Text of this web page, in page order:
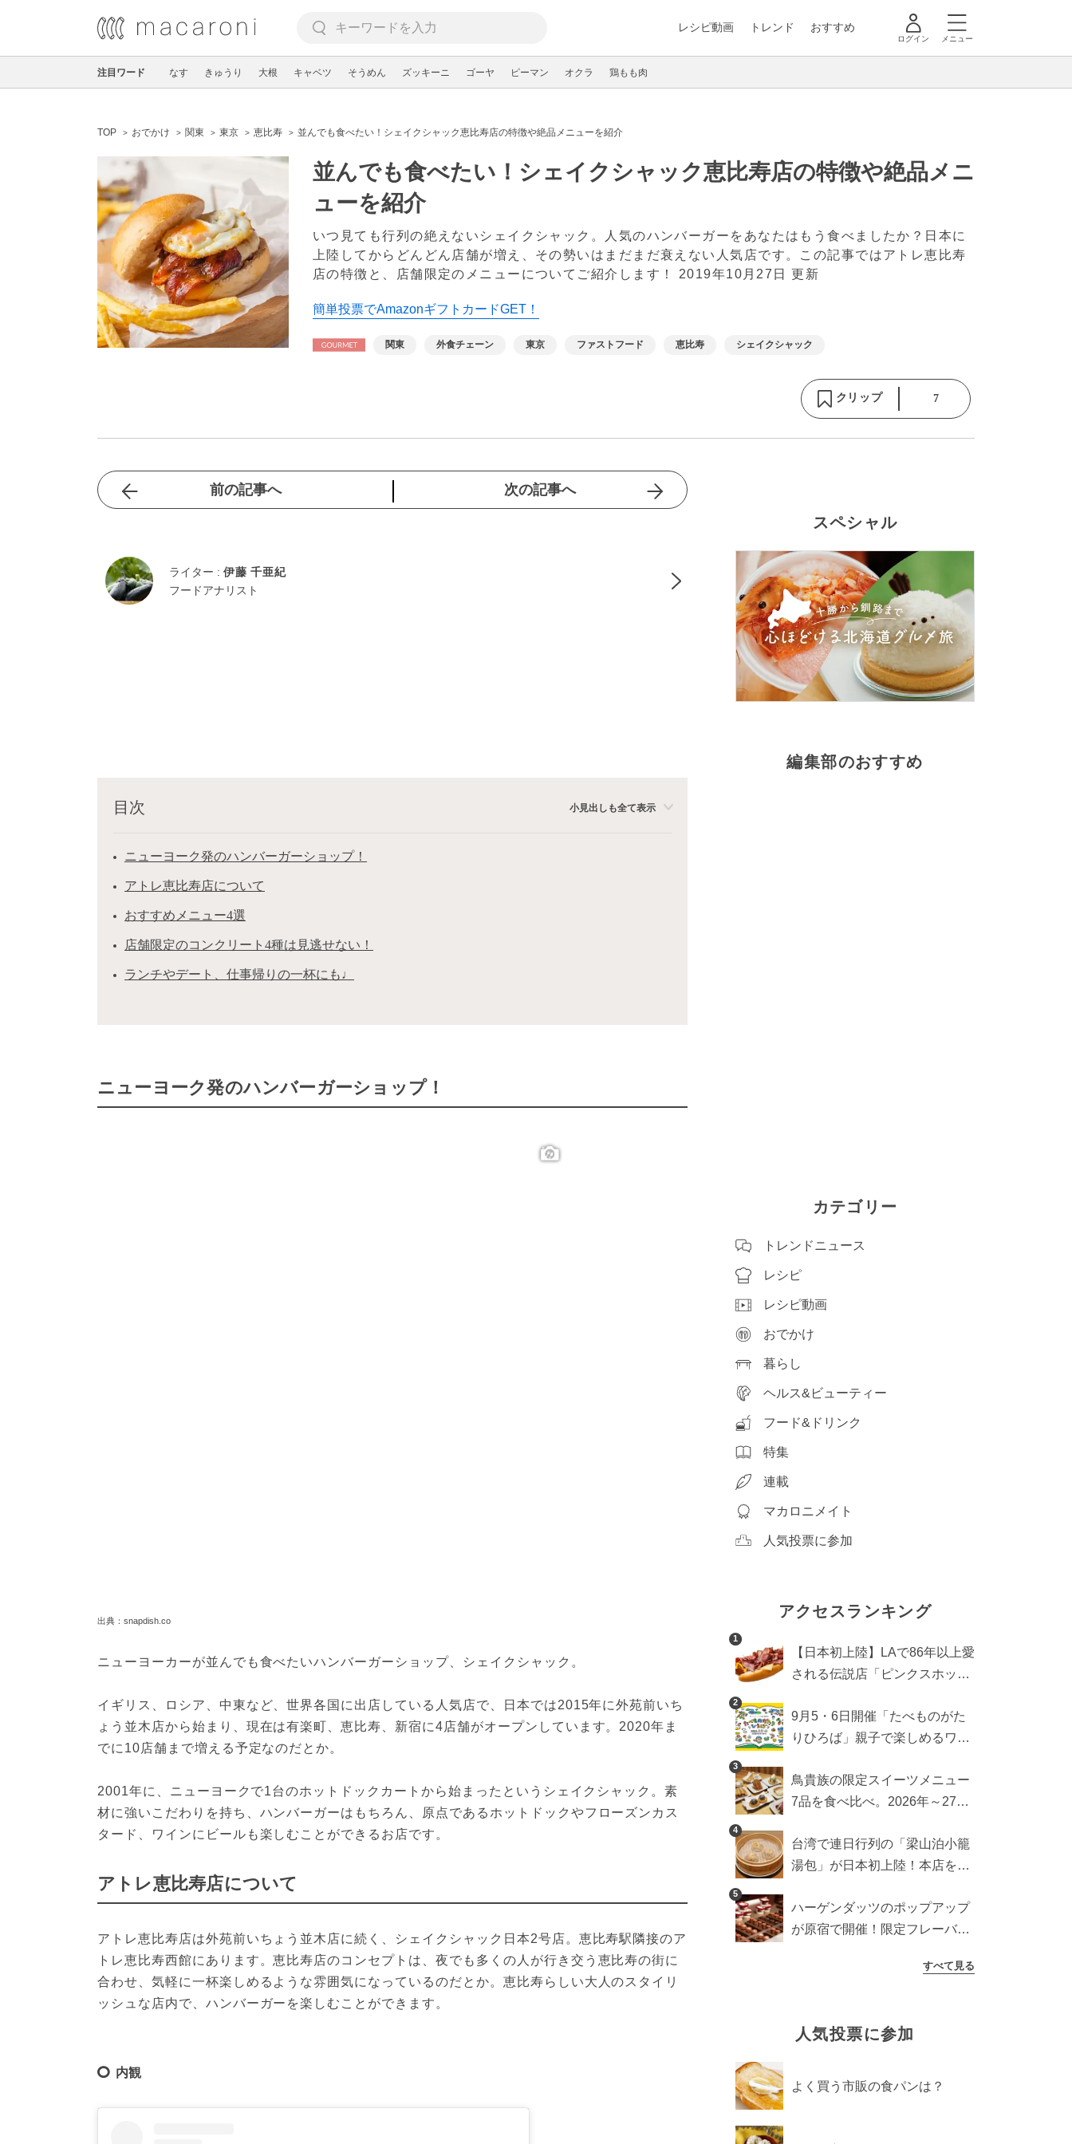
レシピ動画 トレンド おすすめ
ログイン メニュー
注目ワード なす きゅうり 大根 キャベツ そうめん ズッキーニ ゴーヤ ピーマン オクラ 鶏もも肉
TOP おでかけ 関東 東京 恵比寿 並んでも食べたい！シェイクシャック恵比寿店の特徴や絶品メニューを紹介
並んでも食べたい！シェイクシャック恵比寿店の特徴や絶品メニ
ューを紹介
いつ見ても行列の絶えないシェイクシャック。人気のハンバーガーをあなたはもう食べましたか？日本に
上陸してからどんどん店舗が増え、その勢いはまだまだ衰えない人気店です。この記事ではアトレ恵比寿
店の特徴と、店舗限定のメニューについてご紹介します！ 2019年10月27日 更新
簡単投票でAmazonギフトカードGET！
関東 外食チェーン 東京 ファストフード 恵比寿 シェイクシャック
クリップ 7
前の記事へ 次の記事へ
ライター : 伊藤 千亜紀
フードアナリスト
目次 小見出しも全て表示
ニューヨーク発のハンバーガーショップ！
アトレ恵比寿店について
おすすめメニュー4選
店舗限定のコンクリート4種は見逃せない！
ランチやデート、仕事帰りの一杯にも♩
ニューヨーク発のハンバーガーショップ！
出典：snapdish.co
ニューヨーカーが並んでも食べたいハンバーガーショップ、シェイクシャック。
イギリス、ロシア、中東など、世界各国に出店している人気店で、日本では2015年に外苑前いち
ょう並木店から始まり、現在は有楽町、恵比寿、新宿に4店舗がオープンしています。2020年ま
でに10店舗まで増える予定なのだとか。
2001年に、ニューヨークで1台のホットドックカートから始まったというシェイクシャック。素
材に強いこだわりを持ち、ハンバーガーはもちろん、原点であるホットドックやフローズンカス
タード、ワインにビールも楽しむことができるお店です。
アトレ恵比寿店について
アトレ恵比寿店は外苑前いちょう並木店に続く、シェイクシャック日本2号店。恵比寿駅隣接のア
トレ恵比寿西館にあります。恵比寿店のコンセプトは、夜でも多くの人が行き交う恵比寿の街に
合わせ、気軽に一杯楽しめるような雰囲気になっているのだとか。恵比寿らしい大人のスタイリ
ッシュな店内で、ハンバーガーを楽しむことができます。
内観
スペシャル
編集部のおすすめ
カテゴリー
トレンドニュース
レシピ
レシピ動画
おでかけ
暮らし
ヘルス&ビューティー
フード&ドリンク
特集
連載
マカロニメイト
人気投票に参加
アクセスランキング
1
【日本初上陸】LAで86年以上愛
される伝説店「ピンクスホット
ットドッグブーム到来!?
2
9月5・6日開催「たべものがた
りひろば」親子で楽しめるワー
ーなどをご紹介
3
鳥貴族の限定スイーツメニュー
7品を食べ比べ。2026年～27年
4
台湾で連日行列の「梁山泊小籠
湯包」が日本初上陸！本店を知
5
ハーゲンダッツのポップアップ
が原宿で開催！限定フレーバー
すべて見る
人気投票に参加
よく買う市販の食パンは？